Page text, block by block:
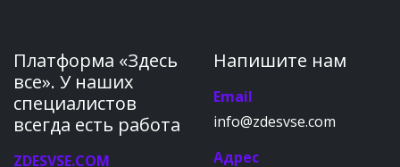
Платформа «Здесь
все». У наших
специалистов
всегда есть работа
ZDESVSE.COM
Напишите нам
Email
info@zdesvse.com
Адрес